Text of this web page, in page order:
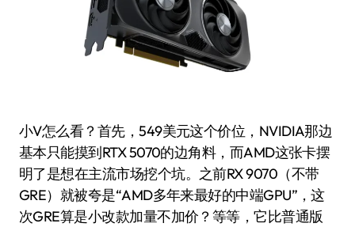
小V怎么看？首先，549美元这个价位，NVIDIA那边
基本只能摸到RTX 5070的边角料，而AMD这张卡摆
明了是想在主流市场挖个坑。之前RX 9070（不带
GRE）就被夸是“AMD多年来最好的中端GPU”，这
次GRE算是小改款加量不加价？等等，它比普通版